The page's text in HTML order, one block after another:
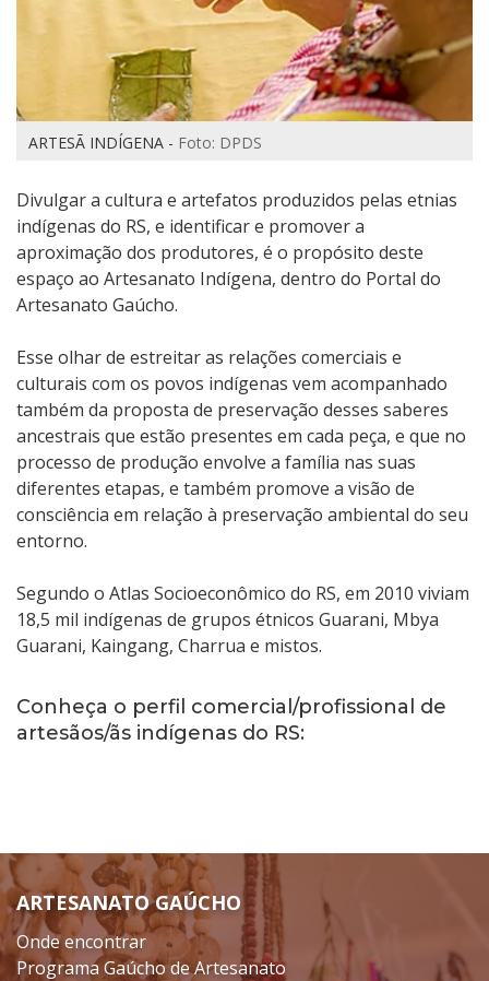
ARTESÃ INDÍGENA - Foto: DPDS
Divulgar a cultura e artefatos produzidos pelas etnias
indígenas do RS, e identificar e promover a
aproximação dos produtores, é o propósito deste
espaço ao Artesanato Indígena, dentro do Portal do
Artesanato Gaúcho.
Esse olhar de estreitar as relações comerciais e
culturais com os povos indígenas vem acompanhado
também da proposta de preservação desses saberes
ancestrais que estão presentes em cada peça, e que no
processo de produção envolve a família nas suas
diferentes etapas, e também promove a visão de
consciência em relação à preservação ambiental do seu
entorno.
Segundo o Atlas Socioeconômico do RS, em 2010 viviam
18,5 mil indígenas de grupos étnicos Guarani, Mbya
Guarani, Kaingang, Charrua e mistos.
Conheça o perfil comercial/profissional de
artesãos/ãs indígenas do RS:
ARTESANATO GAÚCHO
Onde encontrar
Programa Gaúcho de Artesanato